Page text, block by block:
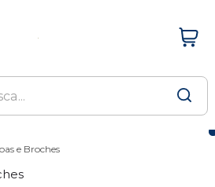
e Broches